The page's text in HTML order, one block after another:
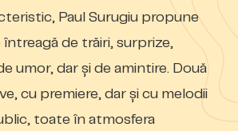
Paul Surugiu propune
întreagă de trăiri, surprize,
umor, dar și de amintire. Două
cu premiere, dar și cu melodii
toate în atmosfera